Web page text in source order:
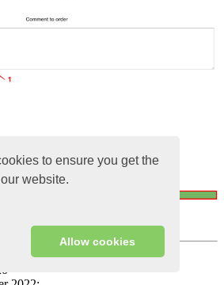
to ensure you get the
website.
Allow cookies